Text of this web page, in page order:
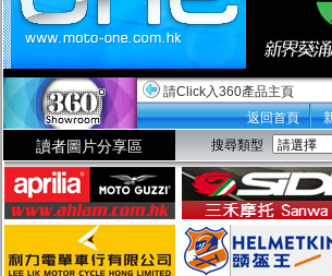
請Click入360產品主頁
返回首頁
讀者圖片分享區 搜尋類型